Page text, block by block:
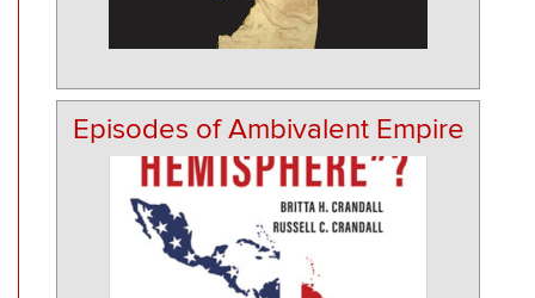
Episodes of Ambivalent Empire